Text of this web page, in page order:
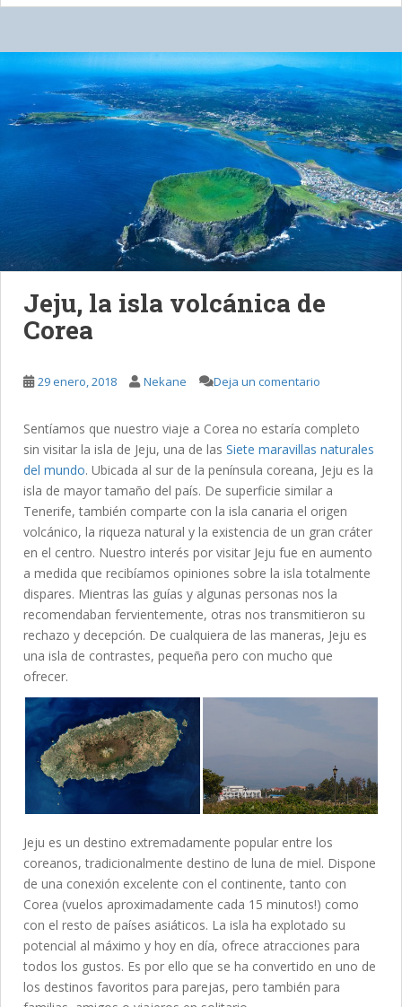
Jeju, la isla volcánica de
Corea
29 enero, 2018 Nekane Deja un comentario
Sentíamos que nuestro viaje a Corea no estaría completo
sin visitar la isla de Jeju, una de las Siete maravillas naturales
del mundo. Ubicada al sur de la península coreana, Jeju es la
isla de mayor tamaño del país. De superficie similar a
Tenerife, también comparte con la isla canaria el origen
volcánico, la riqueza natural y la existencia de un gran cráter
en el centro. Nuestro interés por visitar Jeju fue en aumento
a medida que recibíamos opiniones sobre la isla totalmente
dispares. Mientras las guías y algunas personas nos la
recomendaban fervientemente, otras nos transmitieron su
rechazo y decepción. De cualquiera de las maneras, Jeju es
una isla de contrastes, pequeña pero con mucho que
ofrecer.
Jeju es un destino extremadamente popular entre los
coreanos, tradicionalmente destino de luna de miel. Dispone
de una conexión excelente con el continente, tanto con
Corea (vuelos aproximadamente cada 15 minutos!) como
con el resto de países asiáticos. La isla ha explotado su
potencial al máximo y hoy en día, ofrece atracciones para
todos los gustos. Es por ello que se ha convertido en uno de
los destinos favoritos para parejas, pero también para